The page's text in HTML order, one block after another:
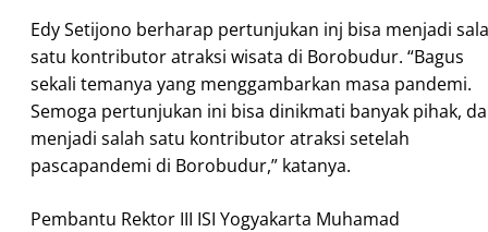
Edy Setijono berharap pertunjukan inj bisa menjadi
satu kontributor atraksi wisata di Borobudur. “Bagus
sekali temanya yang menggambarkan masa pandemi.
Semoga pertunjukan ini bisa dinikmati banyak pihak,
menjadi salah satu kontributor atraksi setelah
pascapandemi di Borobudur,” katanya.
Pembantu Rektor III ISI Yogyakarta Muhamad